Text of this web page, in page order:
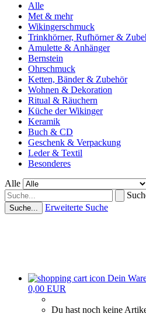
Alle
Met & mehr
Wikingerschmuck
Trinkhörner, Rufhörner &
Amulette & Anhänger
Bernstein
Ohrschmuck
Ketten, Bänder & Zubehör
Wohnen & Dekoration
Ritual & Räuchern
Küche der Wikinger
Keramik
Buch & CD
Geschenk & Verpackung
Leder & Textil
Besonderes
Alle
Suche... Erweiterte Suche
Dein
0,00 EUR
Du hast noch keine